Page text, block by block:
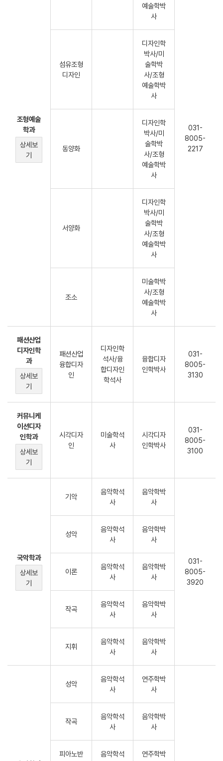
조형예술
학과
상세보
기
예술학박
사
031-
8005-
2217
섬유조형
디자인
디자인학
박사/미
술학박
사/조형
예술학박
사
동양화
디자인학
박사/미
술학박
사/조형
예술학박
사
서양화
디자인학
박사/미
술학박
사/조형
예술학박
사
조소
미술학박
사/조형
예술학박
사
패션산업
디자인학
과
상세보
기
패션산업
융합디자
인
디자인학
석사/융
합디자인
학석사
융합디자
인학박사
031-
8005-
3130
커뮤니케
이션디자
인학과
상세보
기
시각디자
인
미술학석
사
시각디자
인학박사
031-
8005-
3100
국악학과
상세보
기
기악
음악학석
사
음악학박
사
031-
8005-
3920
성악
음악학석
사
음악학박
사
이론
음악학석
사
음악학박
사
작곡
음악학석
사
음악학박
사
지휘
음악학석
사
음악학박
사
성악
음악학석
사
연주학박
사
작곡
음악학석
사
음악학박
사
피아노반
음악학석
연주학박